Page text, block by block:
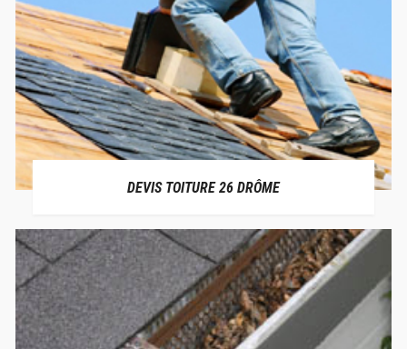
DEVIS TOITURE 26 DRÔME